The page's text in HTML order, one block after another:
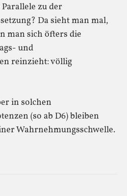
zu der
Da sieht man mal,
man sich öfters die
und
reinzieht: völlig
in solchen
(so ab D6) bleiben
Wahrnehmungsschwelle.